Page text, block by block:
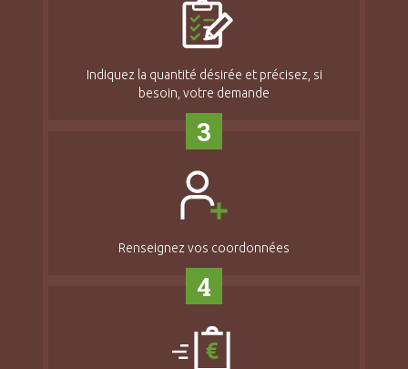
Indiquez la quantité désirée et précisez, si
besoin, votre demande
3
Renseignez vos coordonnées
4